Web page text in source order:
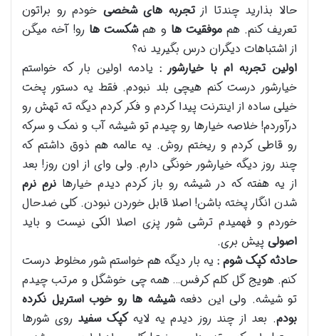
حالا بذارید چندتا ازتجربه های شخصی خودم رو براتون
تعریف کنم. همموفقیت ها و همشکست ها رو! آخه میگن
از اشتباهات دیگران درس بگیرید نه؟
اولین تجربه ام با خیارشور : یادمه اولین بار که خواستم
خیارشور درست کنم هیچی بلد نبودم. فقط یه دستور پخت
خیلی ساده از اینترنت پیدا کردم و فکر کردم دیگه ته تهش رو
درآوردم! خلاصه خیارها رو چیدم تو شیشه آب و نمک و سرکه
رو قاطی کردم و ریختم روش. یه عالمه هم ذوق داشتم که
چند روز دیگه خیارشور خونگی دارم. ولی وای از اون روز! بعد
از یه هفته که در شیشه رو باز کردم دیدم خیارهانرمِ نرم
شدن انگار پخته باشن! اصلا قابل خوردن نبودن. کلی ضدحال
خوردم و فهمیدم ترشی شور پزی اصلا الکی نیست و باید
اصولی پیش بری.
حادثه کپک شوم : یه بار دیگه هم خواستم شور مخلوط درست
کنم. هویج گل کلم کرفس… همه چی خوشگل و مرتب چیدم
تو شیشه. ولی این دفعهشیشه ها رو خوب استریل نکرده
بودم. بعد از چند روز دیدم یه لایهکپک سفید روی شورها